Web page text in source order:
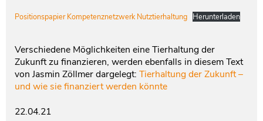
Positionspapier Kompetenznetzwerk Nutztierhaltung Herunterladen
Verschiedene Möglichkeiten eine Tierhaltung der
Zukunft zu finanzieren, werden ebenfalls in diesem Text
von Jasmin Zöllmer dargelegt: Tierhaltung der Zukunft –
und wie sie finanziert werden könnte
22.04.21